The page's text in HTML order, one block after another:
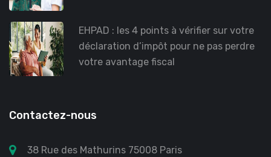
EHPAD : les 4 points à vérifier sur votre
déclaration d’impôt pour ne pas perdre
votre avantage fiscal
Contactez-nous
38 Rue des Mathurins 75008 Paris